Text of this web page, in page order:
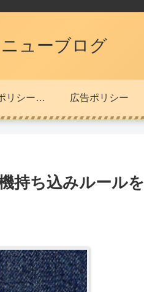
ューブログ
プライバシーポリシー・免責事項 広告ポリシー
持ち込みルールを